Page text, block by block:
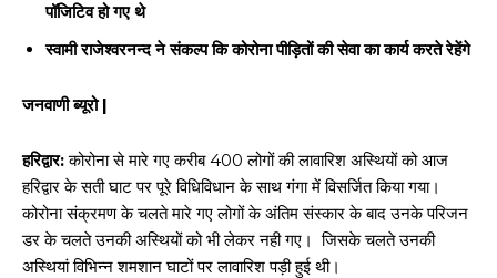
पॉजिटिव हो गए थे
स्वामी राजेश्वरनन्द ने संकल्प कि कोरोना पीड़ितों की सेवा का कार्य करते रेहेंगे
जनवाणी ब्यूरो |
हरिद्वार:कोरोना से मारे गए करीब 400 लोगों की लावारिश अस्थियों को आज
हरिद्वार के सती घाट पर पूरे विधिविधान के साथ गंगा में विसर्जित किया गया।
कोरोना संक्रमण के चलते मारे गए लोगों के अंतिम संस्कार के बाद उनके परिजन
डर के चलते उनकी अस्थियों को भी लेकर नही गए। जिसके चलते उनकी
अस्थियां विभिन्न शमशान घाटों पर लावारिश पड़ी हुई थी।